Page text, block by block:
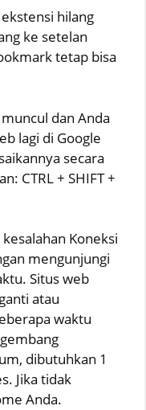
hilang
ke setelan
tetap bisa
dan Anda
lagi di Google
secara
CTRL + SHIFT +
Koneksi
mengunjungi
Situs web
atau
waktu
dibutuhkan 1
Jika tidak
Anda.